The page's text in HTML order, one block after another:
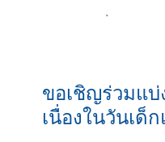
ขอเชิญร่วมแ
เนื่องในวันเด็